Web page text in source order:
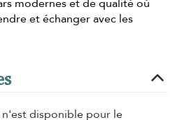
modernes et de qualité où
et échanger avec les
disponible pour le